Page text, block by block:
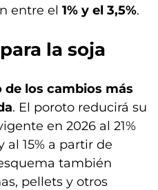
entre el 1% y el 3,5%.
la soja
los cambios más
. El poroto reducirá su
en 2026 al 21%
15% a partir de
también
pellets y otros